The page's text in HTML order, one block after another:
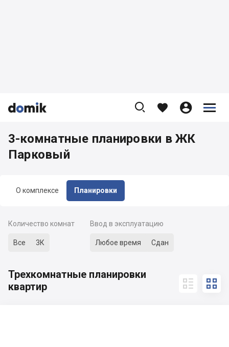


    


О комплексе Планировки
3-комнатные планировки в ЖК
Парковый
Количество комнат
Все 3К
Ввод в эксплуатацию
Любое время Сдан
Трехкомнатные планировки
квартир
 